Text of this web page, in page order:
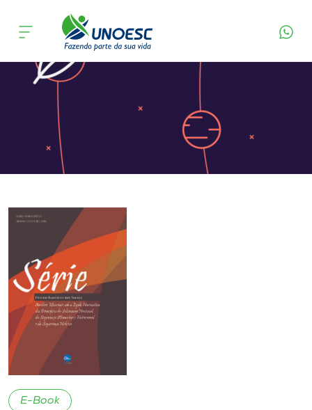
Cursos
Onde estamos
Atendimento ao Estudante
Unoesc
Internacionalização
I.nova
E-Book